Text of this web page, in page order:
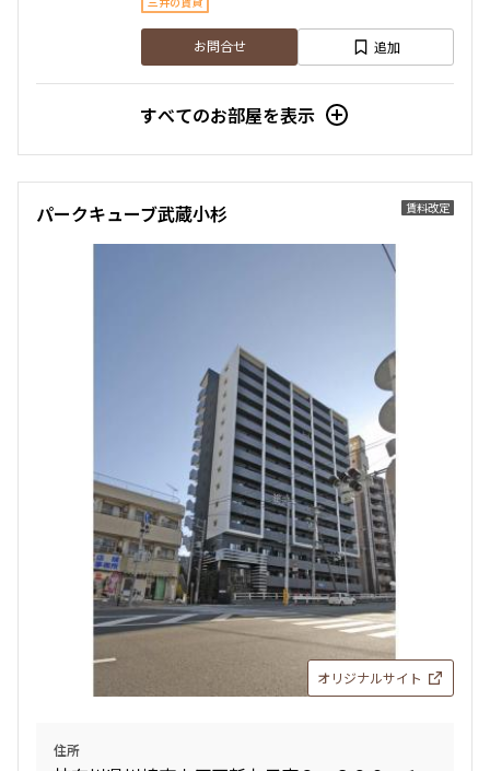
1分以内
5分以内
他条件
より詳細な絞り込み
建物施設やお部屋の設備、方位、階数などの絞り込みが
設定する
三井の賃貸
お問合せ 追加
すべてのお部屋を表示
賃料改定
パークキューブ武蔵小杉
オリジナルサイト
住所